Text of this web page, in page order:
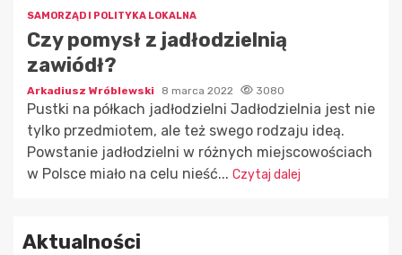
SAMORZĄD I POLITYKA LOKALNA
Czy pomysł z jadłodzielnią
zawiódł?
Arkadiusz Wróblewski 8 marca 2022 3080
Pustki na półkach jadłodzielni Jadłodzielnia jest nie
tylko przedmiotem, ale też swego rodzaju ideą.
Powstanie jadłodzielni w różnych miejscowościach
w Polsce miało na celu nieść... Czytaj dalej
Aktualności